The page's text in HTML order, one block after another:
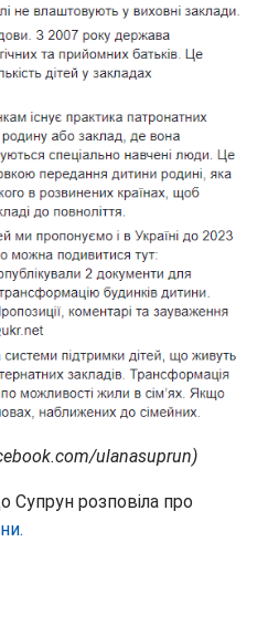
ulanasuprun)
Супрун розповіла про